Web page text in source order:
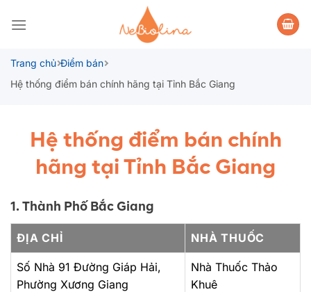
qua
dungTrang chủ Điểm bán
Hệ thống điểm bán chính hãng tại Tỉnh Bắc Giang
Hệ thống điểm bán chính
hãng tại Tỉnh Bắc Giang
1. Thành Phố Bắc Giang
ĐỊA CHỈ NHÀ THUỐC
Số Nhà 91 Đường Giáp Hải,
Phường Xương Giang
Nhà Thuốc Thảo
Khuê